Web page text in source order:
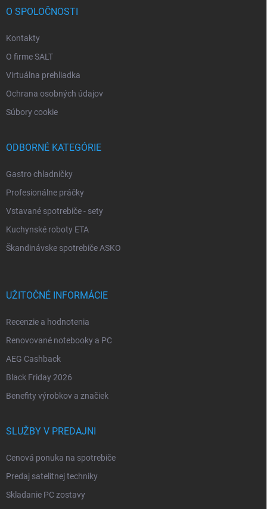
O SPOLOČNOSTI
Kontakty
O firme SALT
Virtuálna prehliadka
Ochrana osobných údajov
Súbory cookie
ODBORNÉ KATEGÓRIE
Gastro chladničky
Profesionálne práčky
Vstavané spotrebiče - sety
Kuchynské roboty ETA
Škandinávske spotrebiče ASKO
UŽITOČNÉ INFORMÁCIE
Recenzie a hodnotenia
Renovované notebooky a PC
AEG Cashback
Black Friday 2026
Benefity výrobkov a značiek
SLUŽBY V PREDAJNI
Cenová ponuka na spotrebiče
Predaj satelitnej techniky
Skladanie PC zostavy